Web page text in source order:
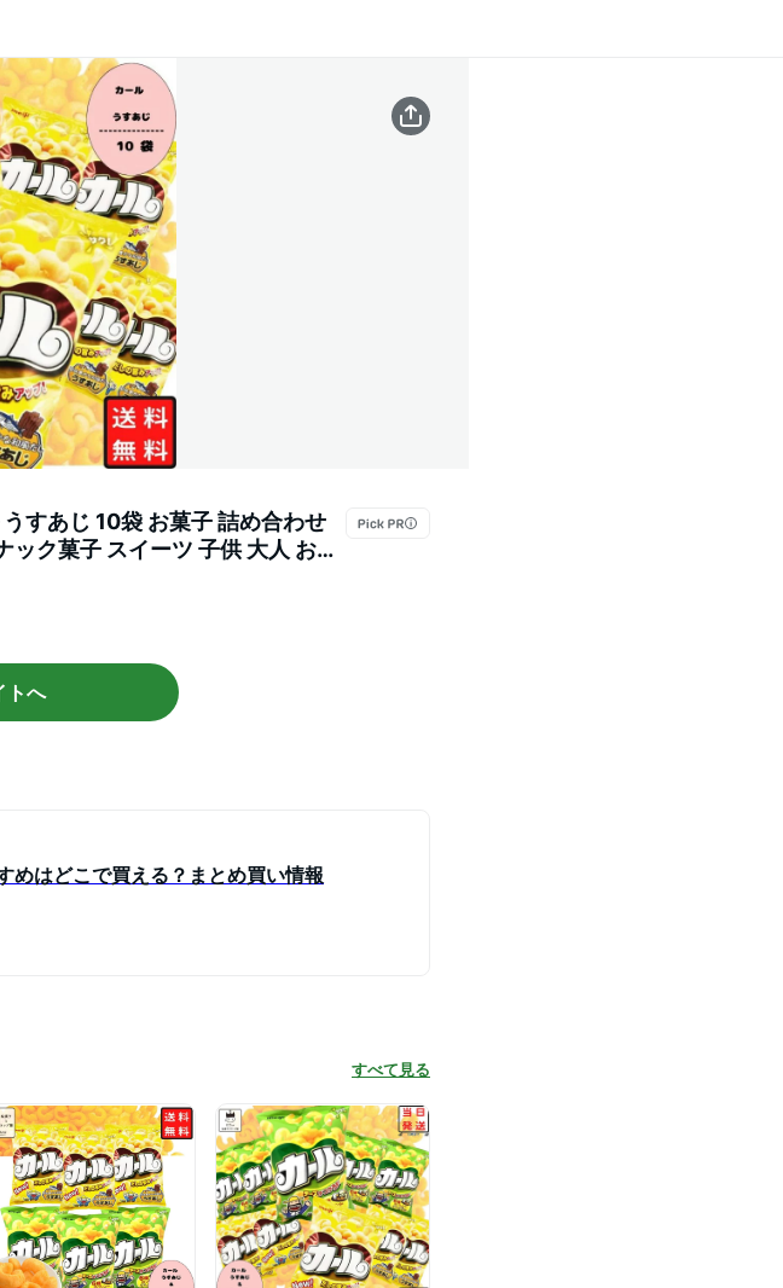
すあじ 10袋 お菓子 詰め合わせ
ク菓子 スイーツ 子供 大人 おや
さん あす楽 リピ ギフト
トへ
めはどこで買える？まとめ買い情報
すべて見る